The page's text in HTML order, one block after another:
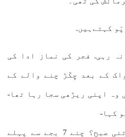
کہتےہیں.
رہی. فجر کی نماز ادا کی
کے بعد چِکّڑ چنے والے کے
وہ اپنی ریڑھی سجا رہا تھا-
کہا-
وہ بولا۔ *”باوُ جی، اِتنی صبح؟ چنے 7 بجے سے پہلے